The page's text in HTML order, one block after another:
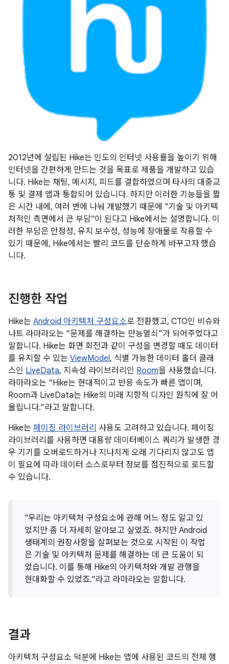
2012년에 설립된 Hike는 인도의 인터넷 사용률을 높이기 위해
인터넷을 간편하게 만드는 것을 목표로 제품을 개발하고 있습
니다. Hike는 채팅, 메시지, 피드를 결합하였으며 타사의 대중교
통 및 결제 앱과 통합되어 있습니다. 하지만 이러한 기능들을 짧
은 시간 내에, 여러 번에 나눠 개발했기 때문에 "기술 및 아키텍
처적인 측면에서 큰 부담"이 된다고 Hike에서는 설명합니다. 이
러한 부담은 안정성, 유지 보수성, 성능에 장애물로 작용할 수
있기 때문에, Hike에서는 빨리 코드를 단순하게 바꾸고자 했습
니다.
진행한 작업
Hike는 Android 아키텍처 구성요소로 전환했고, CTO인 비슈와
나트 라마라오는 “문제를 해결하는 만능열쇠”가 되어주었다고
말합니다. Hike는 화면 회전과 같이 구성을 변경할 때도 데이터
를 유지할 수 있는 ViewModel, 식별 가능한 데이터 홀더 클래
스인 LiveData, 지속성 라이브러리인 Room을 사용했습니다.
라마라오는 “Hike는 현대적이고 반응 속도가 빠른 앱이며,
Room과 LiveData는 Hike의 미래 지향적 디자인 원칙에 잘 어
울립니다.”라고 말합니다.
Hike는 페이징 라이브러리 사용도 고려하고 있습니다. 페이징
라이브러리를 사용하면 대용량 데이터베이스 쿼리가 발생한 경
우 기기를 오버로드하거나 지나치게 오래 기다리지 않고도 앱
이 필요에 따라 데이터 소스로부터 정보를 점진적으로 로드할
수 있습니다.
"우리는 아키텍처 구성요소에 관해 어느 정도 알고 있
었지만 좀 더 자세히 알아보고 싶었죠. 하지만 Android
생태계의 권장사항을 살펴보는 것으로 시작된 이 작업
은 기술 및 아키텍처 문제를 해결하는 데 큰 도움이 되
었습니다. 이를 통해 Hike의 아키텍처와 개발 관행을
현대화할 수 있었죠."라고 라마라오는 말합니다.
결과
아키텍처 구성요소 덕분에 Hike는 앱에 사용된 코드의 전체 행